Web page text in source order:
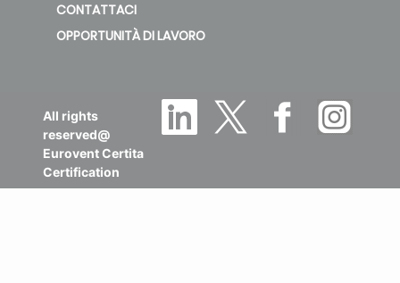
CONTATTACI
OPPORTUNITÀ DI LAVORO
All rights
reserved@
Eurovent Certita
Certification